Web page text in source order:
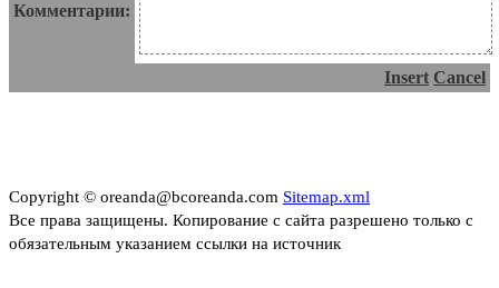
Комментарии:
Insert Cancel
Copyright © oreanda@bcoreanda.com Sitemap.xml
Все права защищены. Копирование с сайта разрешено только с
обязательным указанием ссылки на источник